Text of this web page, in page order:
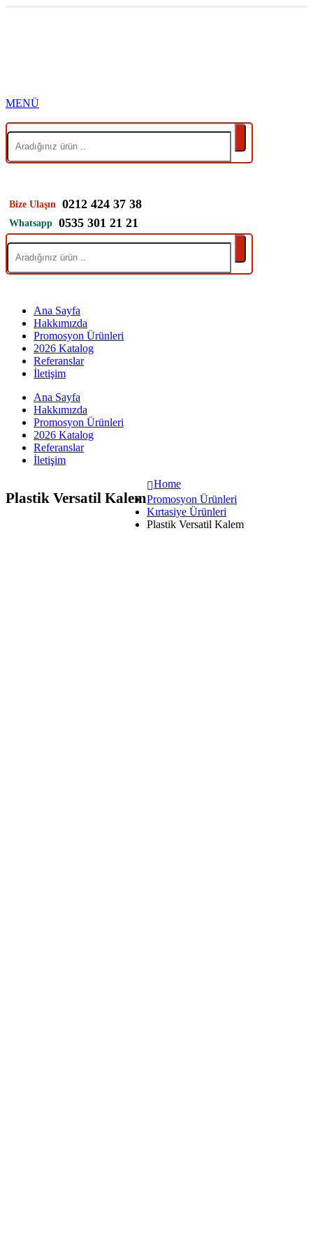
Bize Ulaşın 0212 424 37 38
Whatsapp 0535 301 21 21
Ana Sayfa
Hakkımızda
Promosyon Ürünleri
2026 Katalog
Referanslar
İletişim
Ana Sayfa
Hakkımızda
Promosyon Ürünleri
2026 Katalog
Referanslar
İletişim
Plastik Versatil Kalem
Home
Promosyon Ürünleri
Kırtasiye Ürünleri
Plastik Versatil Kalem